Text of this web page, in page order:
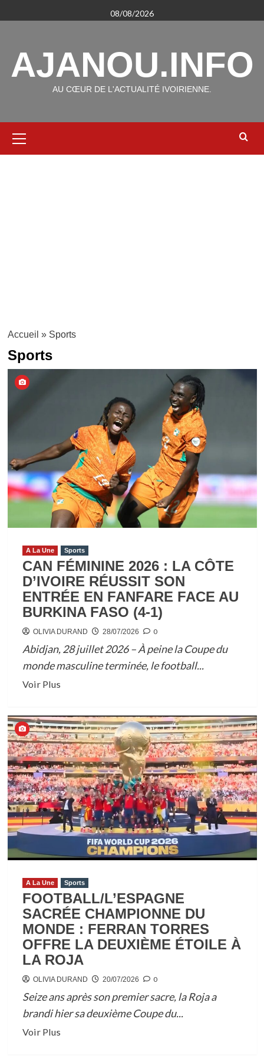
au
08/08/2026
AJANOU.INFO
AU CŒUR DE L'ACTUALITÉ IVOIRIENNE.
principal
Accueil » Sports
Sports
A La Une Sports
CAN FÉMININE 2026 : LA CÔTE
D’IVOIRE RÉUSSIT SON
ENTRÉE EN FANFARE FACE AU
BURKINA FASO (4-1)
OLIVIA DURAND 28/07/2026 0
Abidjan, 28 juillet 2026 – À peine la Coupe du
monde masculine terminée, le football...
Voir PlusEn
plus
sur
CAN
FÉMININE
2026
:
LA
CÔTE
D’IVOIRE
RÉUSSIT
SON
ENTRÉE
EN
FANFARE
FACE
AU
BURKINA
FASO
(4-
1)
A La Une Sports
FOOTBALL/L’ESPAGNE
SACRÉE CHAMPIONNE DU
MONDE : FERRAN TORRES
OFFRE LA DEUXIÈME ÉTOILE À
LA ROJA
OLIVIA DURAND 20/07/2026 0
Seize ans après son premier sacre, la Roja a
brandi hier sa deuxième Coupe du...
Voir PlusEn